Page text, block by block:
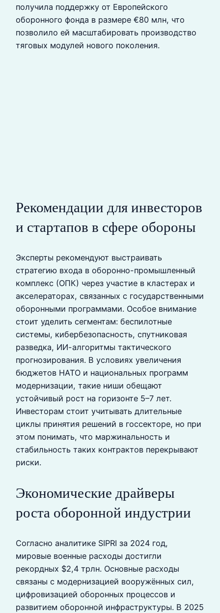
получила поддержку от Европейского
оборонного фонда в размере €80 млн, что
позволило ей масштабировать производство
тяговых модулей нового поколения.
Рекомендации для инвесторов
и стартапов в сфере обороны
Эксперты рекомендуют выстраивать
стратегию входа в оборонно-промышленный
комплекс (ОПК) через участие в кластерах и
акселераторах, связанных с государственными
оборонными программами. Особое внимание
стоит уделить сегментам: беспилотные
системы, кибербезопасность, спутниковая
разведка, ИИ-алгоритмы тактического
прогнозирования. В условиях увеличения
бюджетов НАТО и национальных программ
модернизации, такие ниши обещают
устойчивый рост на горизонте 5–7 лет.
Инвесторам стоит учитывать длительные
циклы принятия решений в госсекторе, но при
этом понимать, что маржинальность и
стабильность таких контрактов перекрывают
риски.
Экономические драйверы
роста оборонной индустрии
Согласно аналитике SIPRI за 2024 год,
мировые военные расходы достигли
рекордных $2,4 трлн. Основные расходы
связаны с модернизацией вооружённых сил,
цифровизацией оборонных процессов и
развитием оборонной инфраструктуры. В 2025